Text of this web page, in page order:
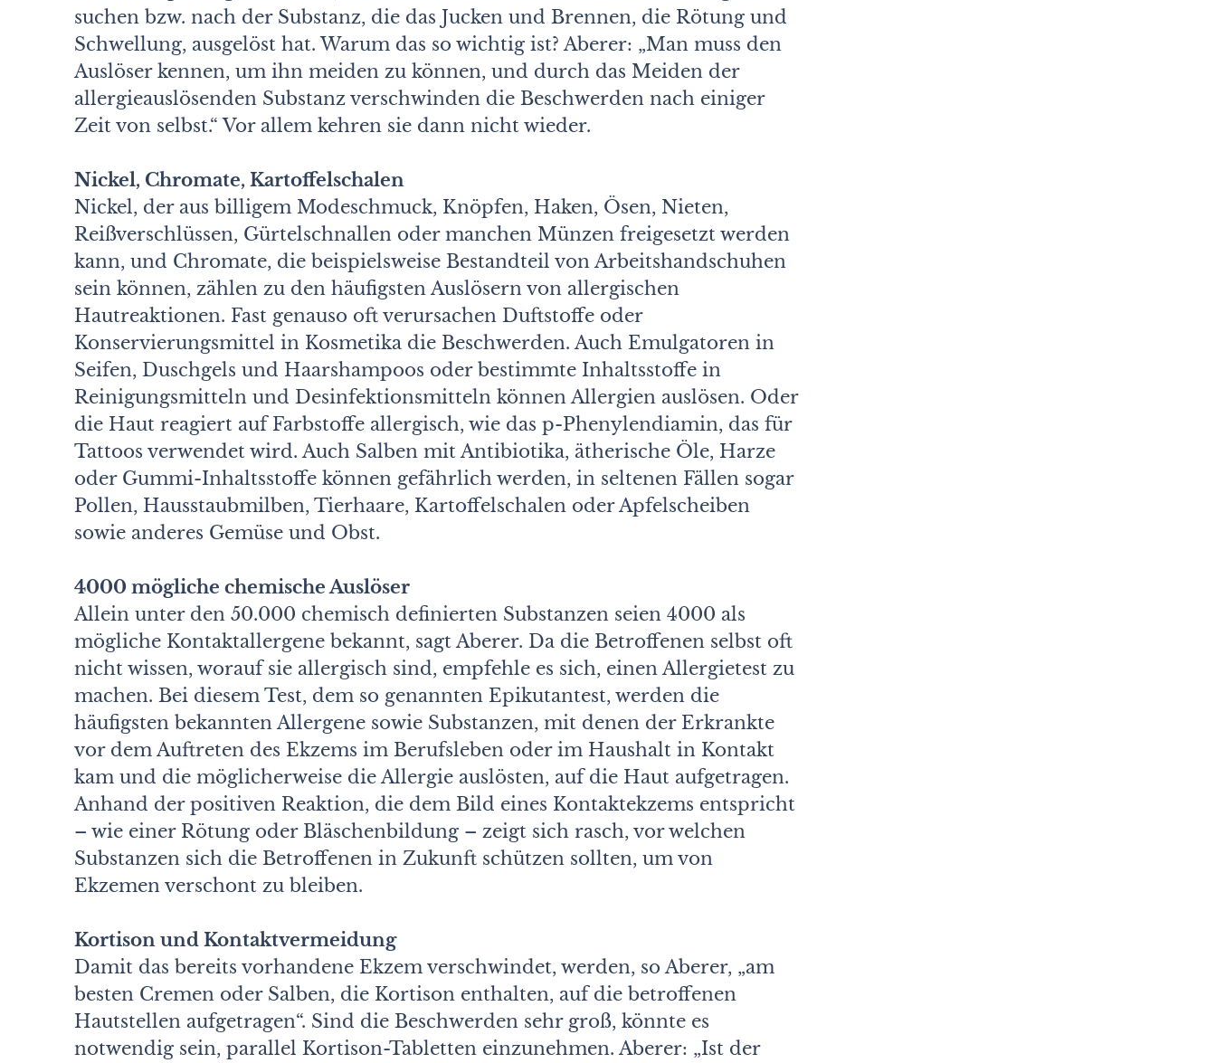
suchen bzw. nach der Substanz, die das Jucken und Brennen, die Rötung und
Schwellung, ausgelöst hat. Warum das so wichtig ist? Aberer: „Man muss den
Auslöser kennen, um ihn meiden zu können, und durch das Meiden der
allergieauslösenden Substanz verschwinden die Beschwerden nach einiger
Zeit von selbst.“ Vor allem kehren sie dann nicht wieder.
Nickel, Chromate, Kartoffelschalen
Nickel, der aus billigem Modeschmuck, Knöpfen, Haken, Ösen, Nieten,
Reißverschlüssen, Gürtelschnallen oder manchen Münzen freigesetzt werden
kann, und Chromate, die beispielsweise Bestandteil von Arbeitshandschuhen
sein können, zählen zu den häufigsten Auslösern von allergischen
Hautreaktionen. Fast genauso oft verursachen Duftstoffe oder
Konservierungsmittel in Kosmetika die Beschwerden. Auch Emulgatoren in
Seifen, Duschgels und Haarshampoos oder bestimmte Inhaltsstoffe in
Reinigungsmitteln und Desinfektionsmitteln können Allergien auslösen. Oder
die Haut reagiert auf Farbstoffe allergisch, wie das p-Phenylendiamin, das für
Tattoos verwendet wird. Auch Salben mit Antibiotika, ätherische Öle, Harze
oder Gummi-Inhaltsstoffe können gefährlich werden, in seltenen Fällen sogar
Pollen, Hausstaubmilben, Tierhaare, Kartoffelschalen oder Apfelscheiben
sowie anderes Gemüse und Obst.
4000 mögliche chemische Auslöser
Allein unter den 50.000 chemisch definierten Substanzen seien 4000 als
mögliche Kontaktallergene bekannt, sagt Aberer. Da die Betroffenen selbst oft
nicht wissen, worauf sie allergisch sind, empfehle es sich, einen Allergietest zu
machen. Bei diesem Test, dem so genannten Epikutantest, werden die
häufigsten bekannten Allergene sowie Substanzen, mit denen der Erkrankte
vor dem Auftreten des Ekzems im Berufsleben oder im Haushalt in Kontakt
kam und die möglicherweise die Allergie auslösten, auf die Haut aufgetragen.
Anhand der positiven Reaktion, die dem Bild eines Kontaktekzems entspricht
– wie einer Rötung oder Bläschenbildung – zeigt sich rasch, vor welchen
Substanzen sich die Betroffenen in Zukunft schützen sollten, um von
Ekzemen verschont zu bleiben.
Kortison und Kontaktvermeidung
Damit das bereits vorhandene Ekzem verschwindet, werden, so Aberer, „am
besten Cremen oder Salben, die Kortison enthalten, auf die betroffenen
Hautstellen aufgetragen“. Sind die Beschwerden sehr groß, könnte es
notwendig sein, parallel Kortison-Tabletten einzunehmen. Aberer: „Ist der